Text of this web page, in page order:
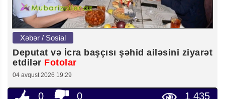
Xəbər / Sosial
Deputat və İcra başçısı şəhid ailəsini ziyarət
etdilər Fotolar
04 avqust 2026 19:29
0 0 1 435